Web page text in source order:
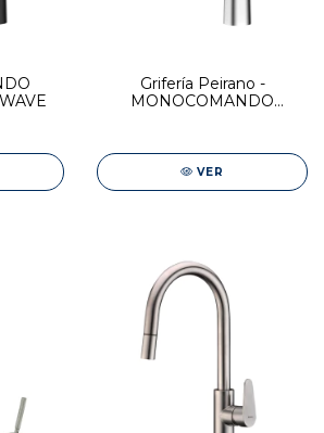
Grifería Peirano -
MONOCOMANDO
VER